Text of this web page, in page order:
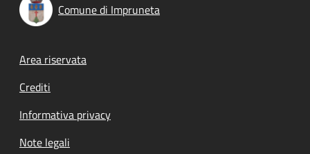
Comune di Impruneta
Footer menu
Area riservata
Crediti
Informativa privacy
Note legali